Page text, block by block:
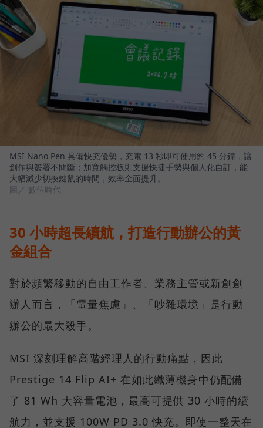
MSI Nano Pen 具備快充優勢，充電 13 秒即可使用約 45 分鐘，讓
創作與簽署不間斷；加寬觸控板則支援快捷手勢與個人化自訂，能
大幅減少切換鍵鼠的時間，效率全面提升。
圖／ 數位時代
30 小時超長續航，打造行動辦公的黃
金組合
對於頻繁移動的自由工作者、業務主管或新創創
辦人而言，「電量焦慮」、「吵雜環境」是行動
辦公的最大殺手。
MSI 深刻理解高階經理人的行動痛點，因此
Prestige 14 Flip AI+ 在如此纖薄機身中仍配備
了 81 Wh 大容量電池，最高可提供 30 小時的續
航力，並支援 100W PD 3.0 快充。即使一整天在